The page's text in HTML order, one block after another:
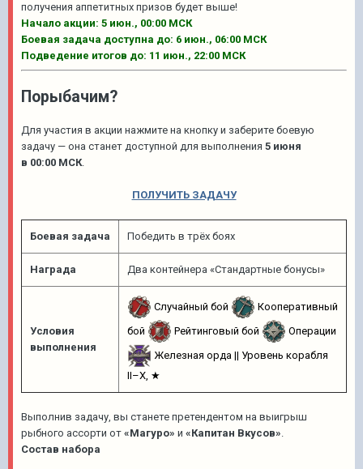
получения аппетитных призов будет выше!
Начало акции: 5 июн., 00:00 МСК
Боевая задача доступна до: 6 июн., 06:00 МСК
Подведение итогов до: 11 июн., 22:00 МСК
Порыбачим?
Для участия в акции нажмите на кнопку и заберите боевую
задачу — она станет доступной для выполнения 5 июня
в 00:00 МСК.
ПОЛУЧИТЬ ЗАДАЧУ
Боевая задача Победить в трёх боях
Награда Два контейнера «Стандартные бонусы»
Условия
выполнения
Случайный бой
Кооперативный
бой
Рейтинговый бой
Операции
Железная орда || Уровень корабля
II–X, ★
Выполнив задачу, вы станете претендентом на выигрыш
рыбного ассорти от «Магуро» и «Капитан Вкусов».
Состав набора